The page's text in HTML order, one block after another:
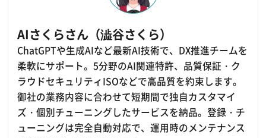
AIさくらさん（澁谷さくら）
ChatGPTや生成AIなど最新AI技術で、DX推進チームを
柔軟にサポート。5分野のAI関連特許、品質保証・ク
ラウドセキュリティISOなどで高品質を約束します。
御社の業務内容に合わせて短期間で独自カスタマイ
ズ・個別チューニングしたサービスを納品。登録・チ
ューニングは完全自動対応で、運用時のメンテナンス